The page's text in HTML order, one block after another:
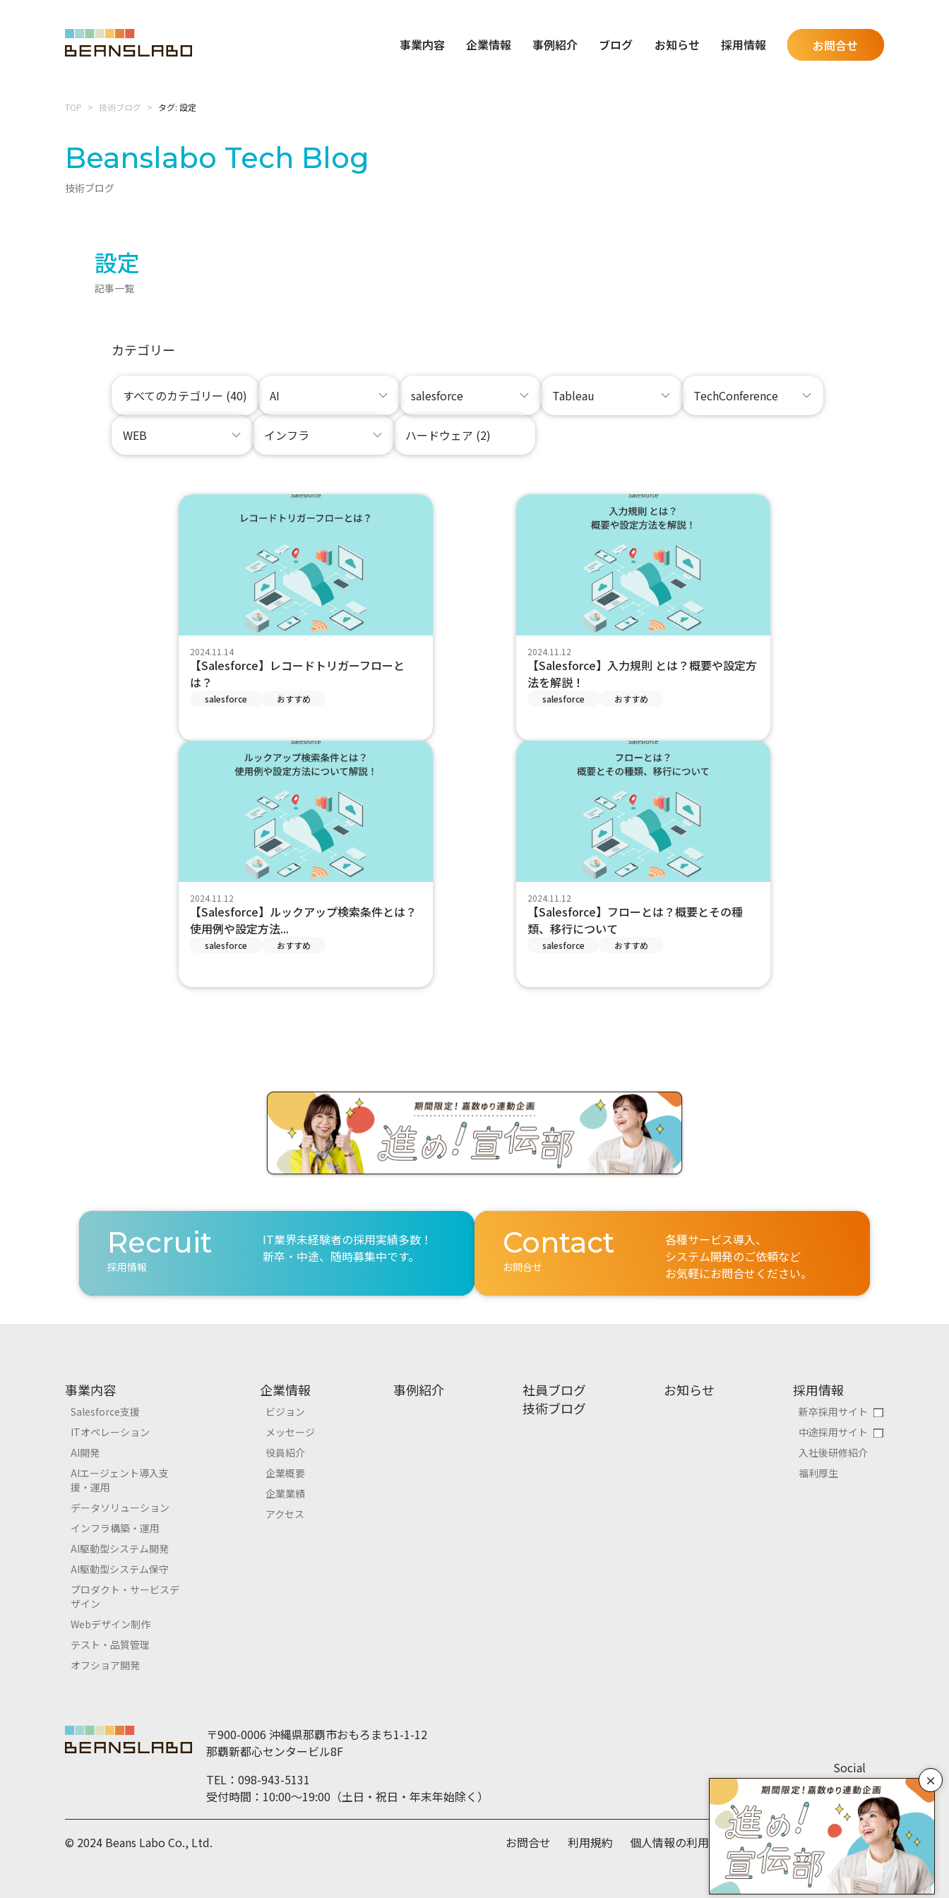
事業内容 企業情報 事例紹介 ブログ お知らせ 採用情報 お問合せ
×
TOP 技術ブログ タグ: 設定
Beanslabo Tech Blog
技術ブログ
設定
記事一覧
カテゴリー
すべてのカテゴリー (40) AI salesforce Tableau TechConference
WEB インフラ ハードウェア (2)
2024.11.14
【Salesforce】レコードトリガーフローと
は？
salesforce おすすめ
2024.11.12
【Salesforce】入力規則 とは？概要や設定方
法を解説！
salesforce おすすめ
2024.11.12
【Salesforce】ルックアップ検索条件とは？
使用例や設定方法...
salesforce おすすめ
2024.11.12
【Salesforce】フローとは？概要とその種
類、移行について
salesforce おすすめ
Recruit
採用情報
IT業界未経験者の採用実績多数！
新卒・中途、随時募集中です。
Contact
お問合せ
各種サービス導入、
システム開発のご依頼など
お気軽にお問合せください。
事業内容
Salesforce支援
ITオペレーション
AI開発
AIエージェント導入支
援・運用
データソリューション
インフラ構築・運用
AI駆動型システム開発
AI駆動型システム保守
プロダクト・サービスデ
ザイン
Webデザイン制作
テスト・品質管理
オフショア開発
企業情報
ビジョン
メッセージ
役員紹介
企業概要
企業業績
アクセス
事例紹介
社員ブログ
技術ブログ
お知らせ 採用情報
新卒採用サイト
中途採用サイト
入社後研修紹介
福利厚生
〒900-0006 沖縄県那覇市おもろまち1-1-12
那覇新都心センタービル8F
TEL：098-943-5131
受付時間：10:00～19:00（土日・祝日・年末年始除く）
Social
お問合せ 利用規約 個人情報の利用目的について 個人情報保護方針
© 2024 Beans Labo Co., Ltd.